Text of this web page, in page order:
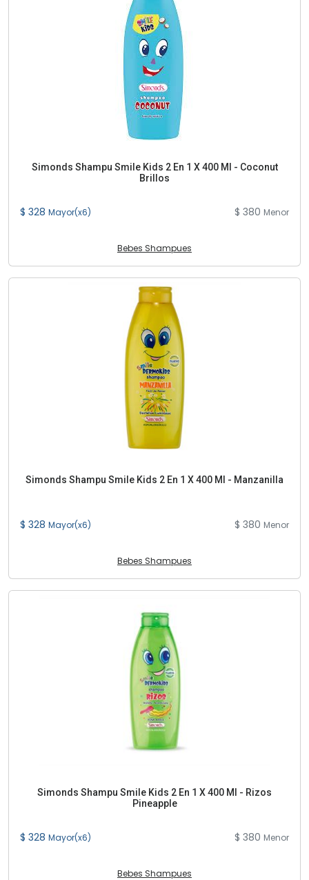
Simonds Shampu Smile Kids 2 En 1 X 400 Ml - Coconut
Brillos
$ 328 Mayor(x6) $ 380 Menor
Bebes Shampues
Simonds Shampu Smile Kids 2 En 1 X 400 Ml - Manzanilla
$ 328 Mayor(x6) $ 380 Menor
Bebes Shampues
Simonds Shampu Smile Kids 2 En 1 X 400 Ml - Rizos
Pineapple
$ 328 Mayor(x6) $ 380 Menor
Bebes Shampues